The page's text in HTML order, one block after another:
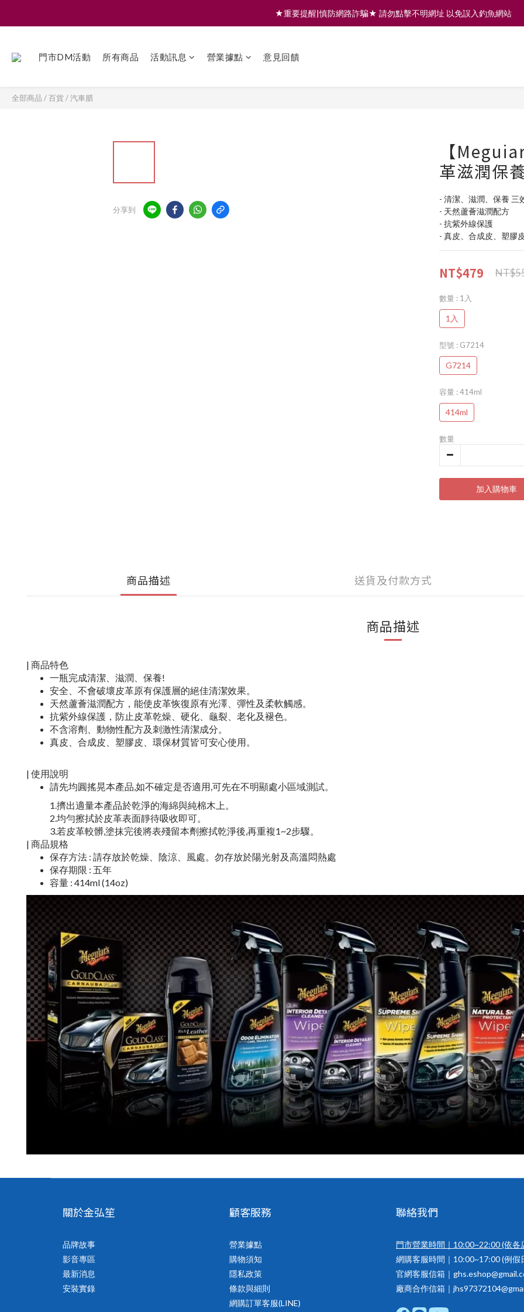
註冊會員享200元購物金 | 全館滿999免運 | 可門市取貨/安裝
★重要提醒|慎防網路詐騙★ 請勿點擊不明網址 以免誤入釣魚網站
門市DM活動 所有商品 活動訊息 營業據點 意見回饋
全部商品 /百貨/汽車腊
分享到
【
革滋潤保
- 清潔、滋潤、保養 三
- 天然蘆薈滋潤配方
- 抗紫外線保護
- 真皮、合成皮、塑膠
NT$479
數量 : 1入
1入
型號 : G7214
G7214
容量 : 414ml
414ml
數量
加入購物車
商品描述 送貨及付款方式
商品描述
| 商品特色
一瓶完成清潔、滋潤、保養!
安全、不會破壞皮革原有保護層的絕佳清潔效果。
天然蘆薈滋潤配方，能使皮革恢復原有光澤、彈性及柔軟觸感。
抗紫外線保護，防止皮革乾燥、硬化、龜裂、老化及褪色。
不含溶劑、動物性配方及刺激性清潔成分。
真皮、合成皮、塑膠皮、環保材質皆可安心使用。
| 使用說明
請先均圓搖晃本產品,如不確定是否適用,可先在不明顯處小區域測試。
1.擠出適量本產品於乾淨的海綿與純棉木上。
2.均勻擦拭於皮革表面靜待吸收即可。
3.若皮革較髒,塗抹完後將表殘留本劑擦拭乾淨後,再重複1~2步驟。
| 商品規格
保存方法 : 請存放於乾燥、陰涼、風處。勿存放於陽光射及高溫悶熱處
保存期限 : 五年
容量 : 414ml (14oz)
關於金弘笙
品牌故事
影音專區
最新消息
安裝實錄
顧客服務
營業據點
購物須知
隱私政策
條款與細則
網購訂單客服(LINE)
聯絡我們
門市營業時間｜10:00~22:00(依各
網購客服時間｜10:00~17:00 (例假
官網客服信箱｜
廠商合作信箱｜